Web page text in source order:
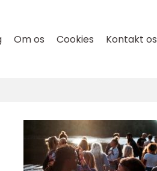
Om os Cookies Kontakt os